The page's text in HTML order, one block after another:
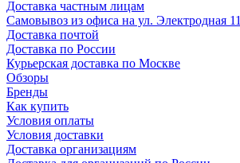
Доставка частным лицам
Самовывоз из офиса на ул. Электродная 11
Доставка почтой
Доставка по России
Курьерская доставка по Москве
Обзоры
Бренды
Как купить
Условия оплаты
Условия доставки
Доставка организациям